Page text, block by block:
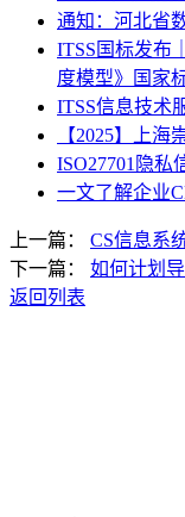
通知：河北省
ITSS国标发布
度模型》国家
ITSS信息技术
【2025】上
ISO27701隐私
一文了解企业
上一篇： CS信息系
下一篇： 如何计划导
返回列表